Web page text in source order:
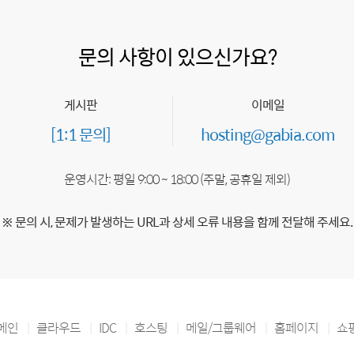
문의 사항이 있으신가요?
게시판
[1:1 문의]
이메일
hosting@gabia.com
운영시간: 평일 9:00 ~ 18:00 (주말, 공휴일 제외)
※ 문의 시, 문제가 발생하는 URL과 상세 오류 내용을 함께 전달해 주세요.
인 클라우드 IDC 호스팅 메일/그룹웨어 홈페이지 쇼